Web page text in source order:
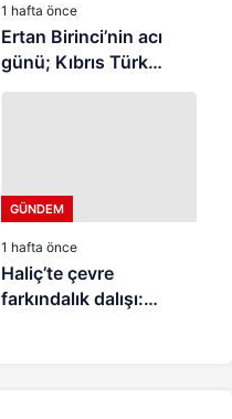
1 hafta önce
Ertan Birinci’nin acı
günü; Kıbrıs Türk
halkının mücahit ruhlu
GÜNDEM
1 hafta önce
Haliç’te çevre
farkındalık dalışı: